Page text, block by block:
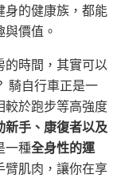
身的健康族，都能
價值。
的時間，其實可以
騎自行車正是一
較於跑步等高強度
新手、康復者以及
一種全身性的運
臂肌肉，讓你在享